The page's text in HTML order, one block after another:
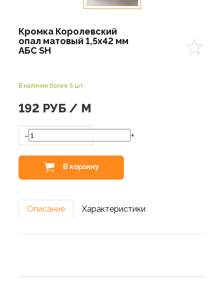
Кромка Королевский
опал матовый 1,5х42 мм
АБС SH
В наличии более 5 шт.
192 РУБ / М
- +
В корзину
Описание Характеристики